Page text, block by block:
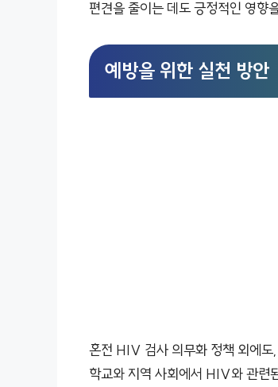
편견을 줄이는 데도 긍정적인 영향
예방을 위한 실천 방안
혼전 HIV 검사 의무화 정책 외에도
학교와 지역 사회에서 HIV와 관련